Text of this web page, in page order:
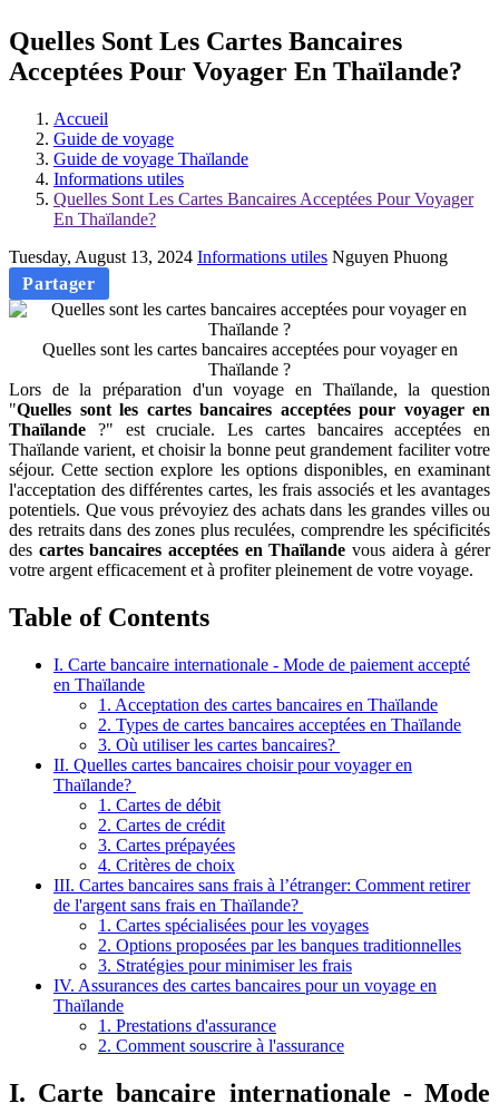
Quelles Sont Les Cartes Bancaires
Acceptées Pour Voyager En Thaïlande?
Accueil
Guide de voyage
Guide de voyage Thaïlande
Informations utiles
Quelles Sont Les Cartes Bancaires Acceptées Pour Voyager
En Thaïlande?
Tuesday, August 13, 2024 Informations utiles Nguyen Phuong
Partager
Quelles sont les cartes bancaires acceptées pour voyager en
Thaïlande ?
Lors de la préparation d'un voyage en Thaïlande, la question
"Quelles sont les cartes bancaires acceptées pour voyager en
Thaïlande ?" est cruciale. Les cartes bancaires acceptées en
Thaïlande varient, et choisir la bonne peut grandement faciliter votre
séjour. Cette section explore les options disponibles, en examinant
l'acceptation des différentes cartes, les frais associés et les avantages
potentiels. Que vous prévoyiez des achats dans les grandes villes ou
des retraits dans des zones plus reculées, comprendre les spécificités
des cartes bancaires acceptées en Thaïlande vous aidera à gérer
votre argent efficacement et à profiter pleinement de votre voyage.
Table of Contents
I. Carte bancaire internationale - Mode de paiement accepté
en Thaïlande
1. Acceptation des cartes bancaires en Thaïlande
2. Types de cartes bancaires acceptées en Thaïlande
3. Où utiliser les cartes bancaires?
II. Quelles cartes bancaires choisir pour voyager en
Thaïlande?
1. Cartes de débit
2. Cartes de crédit
3. Cartes prépayées
4. Critères de choix
III. Cartes bancaires sans frais à l’étranger: Comment retirer
de l'argent sans frais en Thaïlande?
1. Cartes spécialisées pour les voyages
2. Options proposées par les banques traditionnelles
3. Stratégies pour minimiser les frais
IV. Assurances des cartes bancaires pour un voyage en
Thaïlande
1. Prestations d'assurance
2. Comment souscrire à l'assurance
I. Carte bancaire internationale - Mode